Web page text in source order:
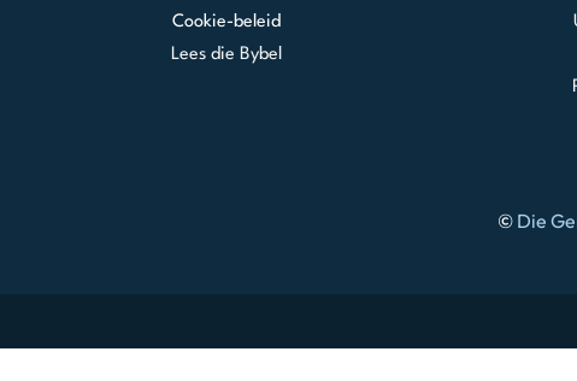
Cookie-beleid
Lees die Bybel
© Die